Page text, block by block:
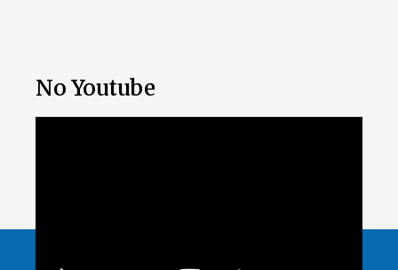
No Youtube